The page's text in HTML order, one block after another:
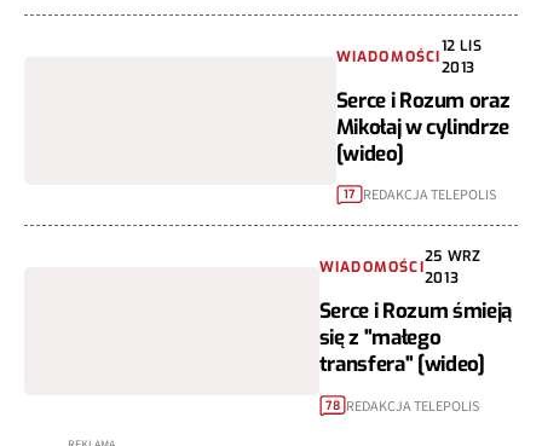
WIADOMOŚCI
12 LIS
2013
Serce i Rozum oraz
Mikołaj w cylindrze
[wideo]
17 REDAKCJA TELEPOLIS
WIADOMOŚCI
25 WRZ
2013
Serce i Rozum śmieją
się z "małego
transfera" [wideo]
78 REDAKCJA TELEPOLIS